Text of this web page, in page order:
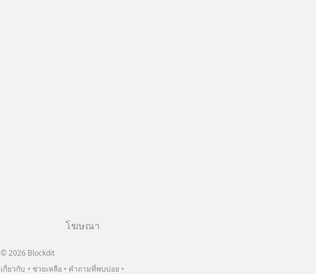
โฆษณา
© 2026 Blockdit
เกี่ยวกับ
ช่วยเหลือ คำถามที่พบบ่อย